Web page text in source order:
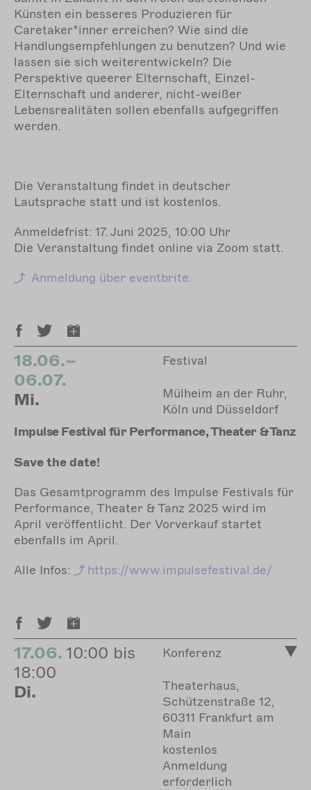
Künsten ein besseres Produzieren für
Caretaker*inner erreichen? Wie sind die
Handlungsempfehlungen zu benutzen? Und wie
lassen sie sich weiterentwickeln? Die
Perspektive queerer Elternschaft, Einzel-
Elternschaft und anderer, nicht-weißer
Lebensrealitäten sollen ebenfalls aufgegriffen
werden.
Die Veranstaltung findet in deutscher
Lautsprache statt und ist kostenlos.
Anmeldefrist: 17. Juni 2025, 10:00 Uhr
Die Veranstaltung findet online via Zoom statt.
Anmeldung über eventbrite.
18.06.–
06.07.
Mi.
Festival
Mülheim an der Ruhr,
Köln und Düsseldorf
Impulse Festival für Performance, Theater & Tanz
Save the date!
Das Gesamtprogramm des Impulse Festivals für
Performance, Theater & Tanz 2025 wird im
April veröffentlicht. Der Vorverkauf startet
ebenfalls im April.
Alle Infos:
https://www.impulsefestival.de/
17.06. 10:00 bis
18:00
Di.
Konferenz
Theaterhaus,
Schützenstraße 12,
60311 Frankfurt am
Main
kostenlos
Anmeldung
erforderlich